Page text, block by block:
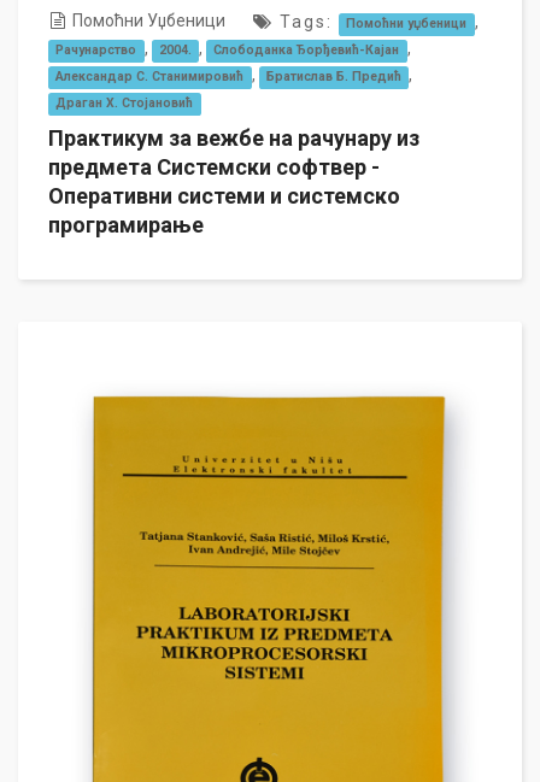
Помоћни Уџбеници Tags: Помоћни уџбеници ,
Рачунарство , 2004. , Слободанка Ђорђевић-Кајан ,
Александар С. Станимировић , Братислав Б. Предић ,
Драган Х. Стојановић
Практикум за вежбе на рачунару из
предмета Системски софтвер -
Оперативни системи и системско
програмирање